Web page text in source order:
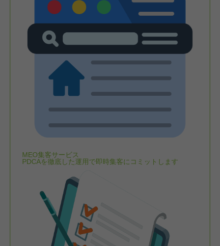
MEO集客サービス
PDCAを徹底した運用で即時集客にコミットします